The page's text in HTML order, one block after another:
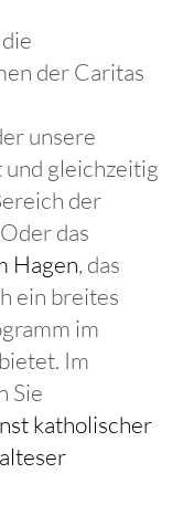
der Caritas
unsere
gleichzeitig
der
das
Hagen, das
ein breites
im
Im
Sie
katholischer